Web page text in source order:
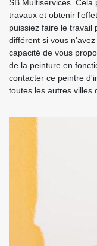
SB Multiservices.
travaux et obtenir
puissiez faire le travail
différent si vous
capacité de vous
de la peinture en
contacter ce peintre
toutes les autres villes